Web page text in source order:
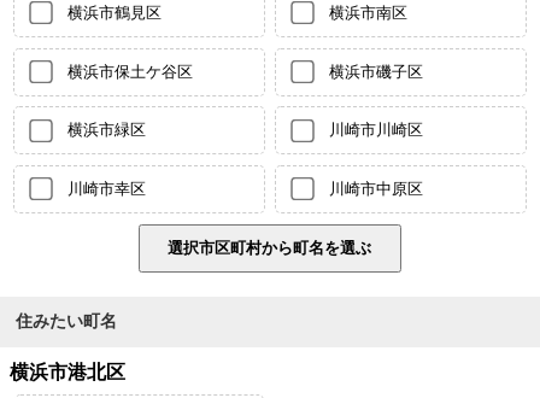
横浜市鶴見区 横浜市南区
横浜市保土ケ谷区 横浜市磯子区
横浜市緑区 川崎市川崎区
川崎市幸区 川崎市中原区
住みたい町名
横浜市港北区